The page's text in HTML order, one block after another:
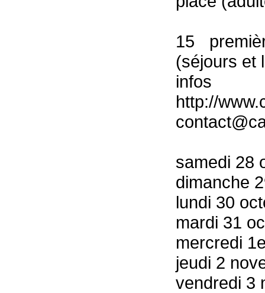
15
(séjours et
http://
samedi 28
dimanche
lundi 30
mardi 31
mercredi
jeudi 2
vendredi 3